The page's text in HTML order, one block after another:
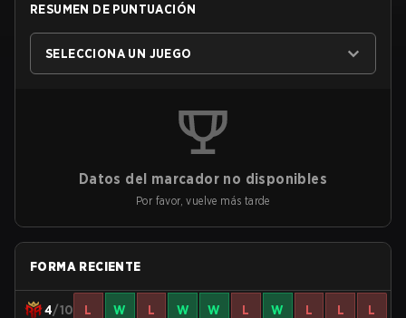
RESUMEN DE PUNTUACIÓN
SELECCIONA UN JUEGO
Datos del marcador no disponibles
Por favor, vuelve más tarde
FORMA RECIENTE
4/10 L W L W W L W L L L